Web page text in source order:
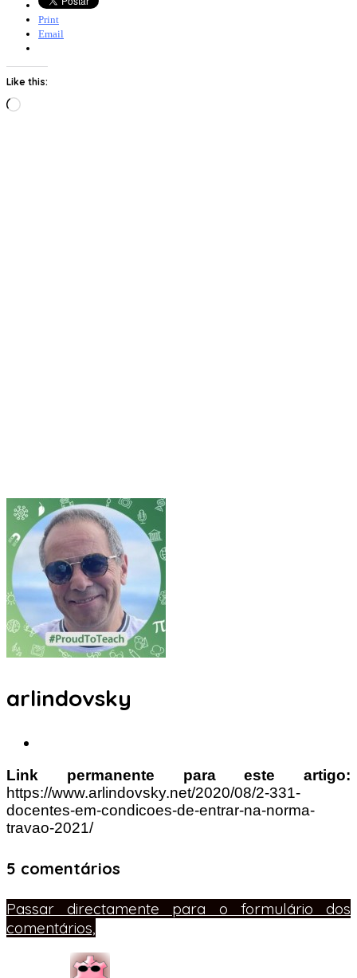
Print
Email
Like this:
Loading…
arlindovsky
Link permanente para este artigo:
https://www.arlindovsky.net/2020/08/2-331-
docentes-em-condicoes-de-entrar-na-norma-
travao-2021/
5 comentários
Passar directamente para o formulário dos
comentários,